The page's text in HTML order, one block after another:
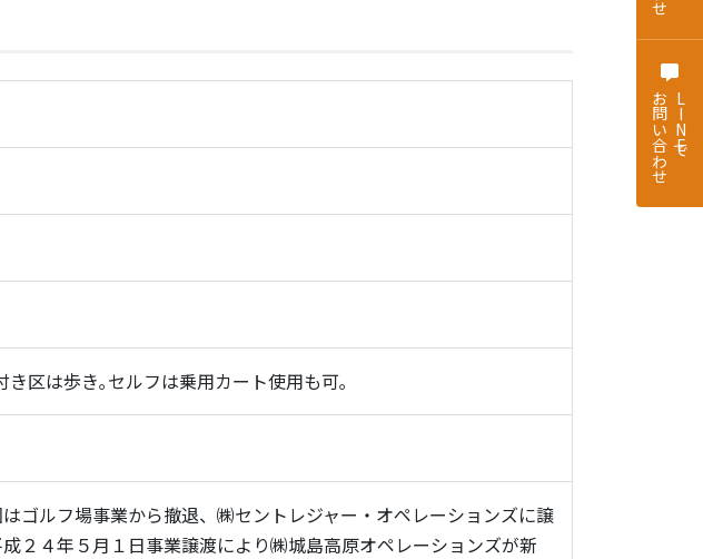
区は歩き｡セルフは乗用カート使用も可｡
ゴルフ場事業から撤退、㈱セントレジャー・オペレーションズに譲
２４年５月１日事業譲渡により㈱城島高原オペレーションズが新
LINEで
お問い合わせ